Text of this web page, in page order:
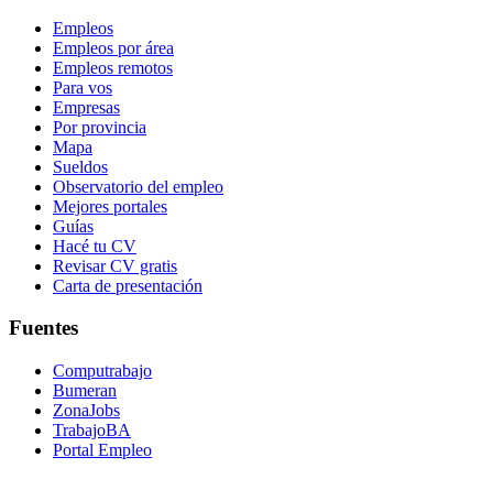
Empleos
Empleos por área
Empleos remotos
Para vos
Empresas
Por provincia
Mapa
Sueldos
Observatorio del empleo
Mejores portales
Guías
Hacé tu CV
Revisar CV gratis
Carta de presentación
Fuentes
Computrabajo
Bumeran
ZonaJobs
TrabajoBA
Portal Empleo